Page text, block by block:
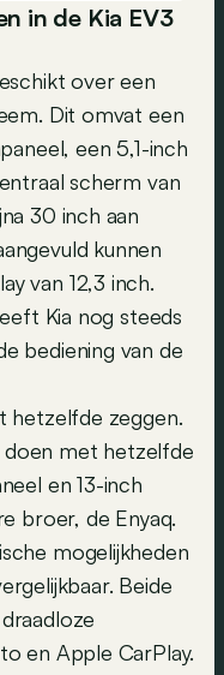
in de Kia EV3
over een
Dit omvat een
een 5,1-inch
scherm van
30 inch aan
kunnen
van 12,3 inch.
Kia nog steeds
bediening van de
hetzelfde zeggen.
doen met hetzelfde
en 13-inch
broer, de Enyaq.
mogelijkheden
Beide
en Apple CarPlay.